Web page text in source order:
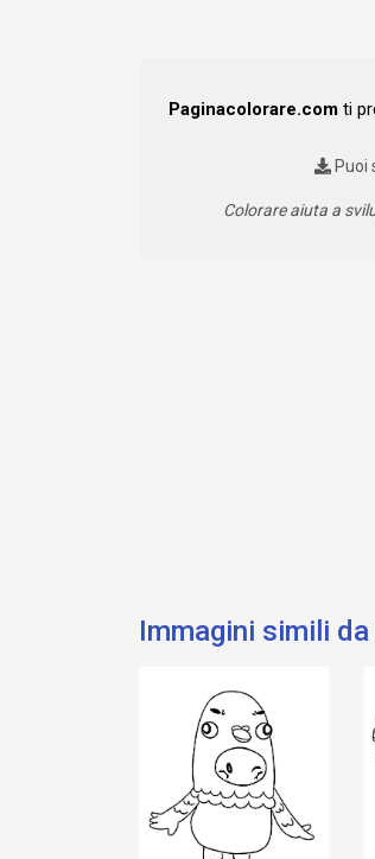
Paginacolorare.comti
Puoi
Colorare aiuta a
Immagini simili da